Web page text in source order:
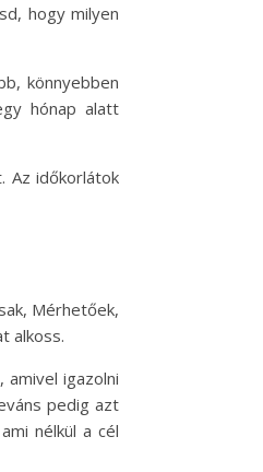
hogy milyen
könnyebben
hónap alatt
Az időkorlátok
Mérhetőek,
alkoss.
igazolni
pedig azt
nélkül a cél